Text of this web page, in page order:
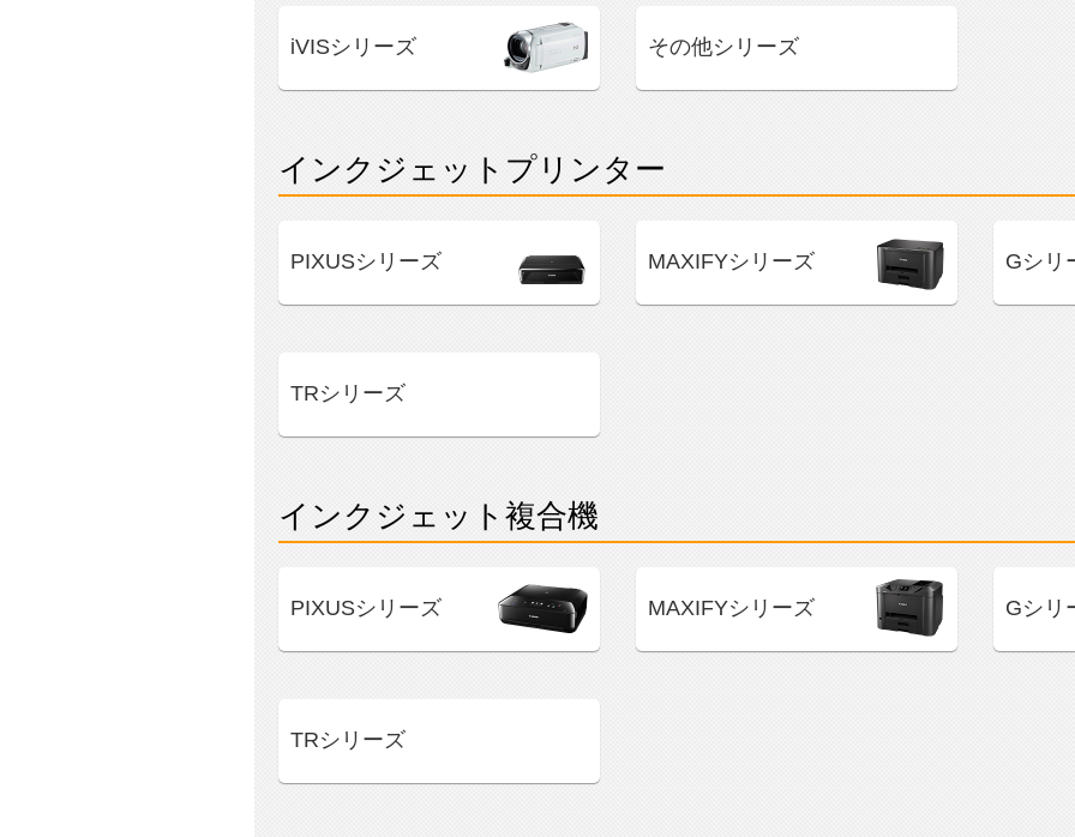
iVISシリーズ その他シリーズ
インクジェットプリンター
PIXUSシリーズ MAXIFYシリーズ Gシリ
TRシリーズ
インクジェット複合機
PIXUSシリーズ MAXIFYシリーズ Gシリ
TRシリーズ